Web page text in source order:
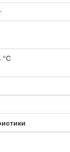
°С